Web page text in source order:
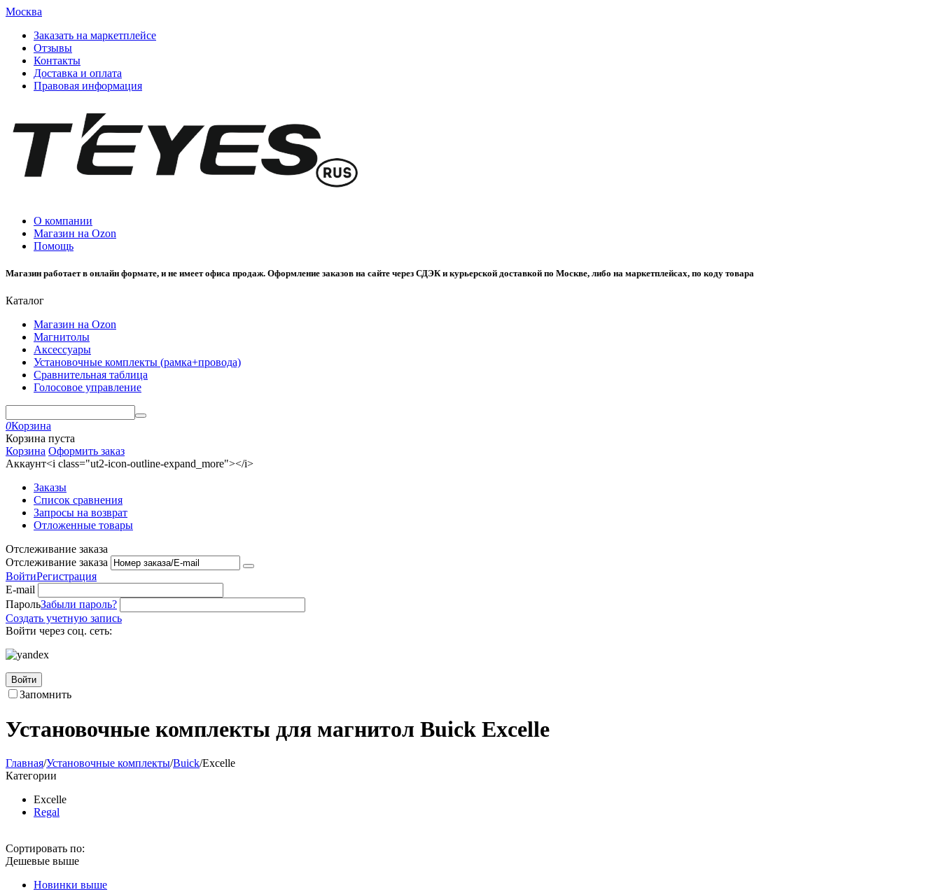
Москва
Заказать на маркетплейсе
Отзывы
Контакты
Доставка и оплата
Правовая информация
О компании
Магазин на Ozon
Помощь
Магазин работает в онлайн формате, и не имеет офиса продаж. Оформление заказов на сайте через СДЭК и курьерской доставкой по Москве, либо на маркетплейсах, по коду товара
Каталог
Магазин на Ozon
Магнитолы
Аксессуары
Установочные комплекты (рамка+провода)
Сравнительная таблица
Голосовое управление
0Корзина
Корзина пуста
Корзина Оформить заказ
Аккаунт<i class="ut2-icon-outline-expand_more"></i>
Заказы
Список сравнения
Запросы на возврат
Отложенные товары
Отслеживание заказа
Отслеживание заказа
ВойтиРегистрация
E-mail
ПарольЗабыли пароль?
Создать учетную запись
Войти через соц. сеть:
Войти
Запомнить
Установочные комплекты для магнитол Buick Excelle
Главная/Установочные комплекты/Buick/Excelle
Категории
Excelle
Regal
Сортировать по:
Дешевые выше
Новинки выше